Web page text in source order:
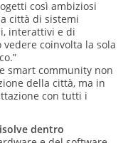
così ambiziosi
città di sistemi
interattivi e di
coinvolta la sola
smart community non
della città, ma in
con tutti i
dentro